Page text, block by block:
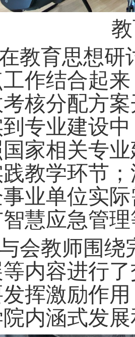
教育思想研
工作结合起
核分配方
专业建设
国家相关专
教学环节
业单位实
慧应急管
会教师围绕
等内容进行
挥激励作
内涵式发